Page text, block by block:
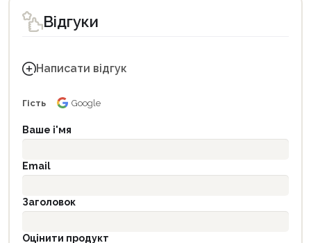
Відгуки
Написати відгук
Гість Google
Ваше і'мя
Email
Заголовок
Оцінити продукт